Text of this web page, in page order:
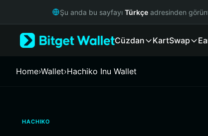
Русский
Italiano
繁體中文
Şu anda bu sayfayı Türkçe adresinden
Cüzdan KartSwap
Home›Wallet›Hachiko Inu Wallet
HACHIKO